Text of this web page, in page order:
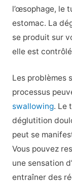
l’œsophage, le
estomac. La
se produit sur
elle est
Les problèmes
processus
swallowing. Le
déglutition
peut se
Vous pouvez
une sensation
entraîner des